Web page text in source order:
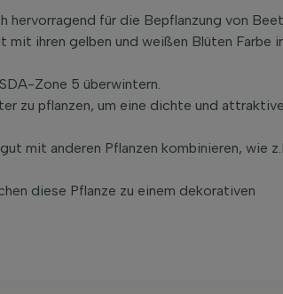
hervorragend für die Bepflanzung von
mit ihren gelben und weißen Blüten Farbe
Zone 5 überwintern.
zu pflanzen, um eine dichte und attraktive
mit anderen Pflanzen kombinieren, wie
diese Pflanze zu einem dekorativen